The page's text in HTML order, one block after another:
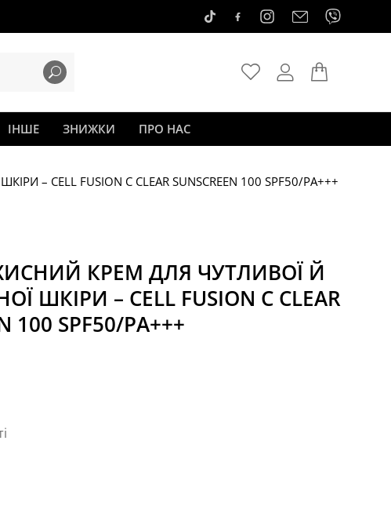
ІНШЕ ЗНИЖКИ ПРО НАС
CELL FUSION C CLEAR SUNSCREEN 100 SPF50/PA+++
КРЕМ ДЛЯ ЧУТЛИВОЇ Й
ШКІРИ – CELL FUSION C CLEAR
100 SPF50/PA+++